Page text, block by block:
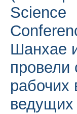
Science
Шанхае
провели
рабочих